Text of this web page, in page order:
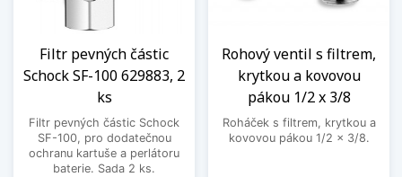
Filtr pevných částic
Schock SF-100 629883, 2
ks
Filtr pevných částic Schock
SF-100, pro dodatečnou
ochranu kartuše a perlátoru
baterie. Sada 2 ks.
Rohový ventil s filtrem,
krytkou a kovovou
pákou 1/2 x 3/8
Roháček s filtrem, krytkou a
kovovou pákou 1/2 x 3/8.